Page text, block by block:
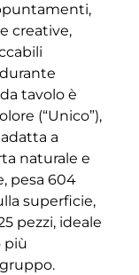
creative,
tavolo è
(“Unico”),
a
naturale e
pesa 604
superficie,
pezzi, ideale
più